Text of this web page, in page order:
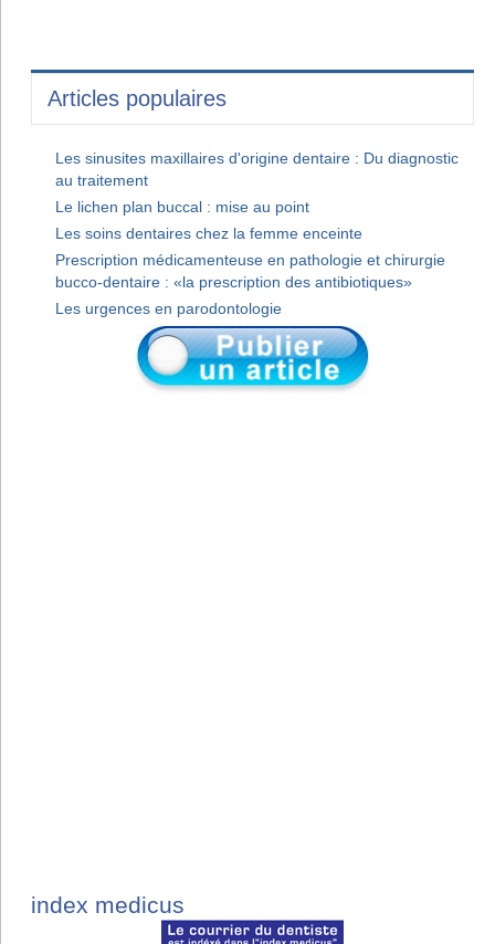
Articles populaires
Les sinusites maxillaires d'origine dentaire : Du diagnostic
au traitement
Le lichen plan buccal : mise au point
Les soins dentaires chez la femme enceinte
Prescription médicamenteuse en pathologie et chirurgie
bucco-dentaire : «la prescription des antibiotiques»
Les urgences en parodontologie
index medicus